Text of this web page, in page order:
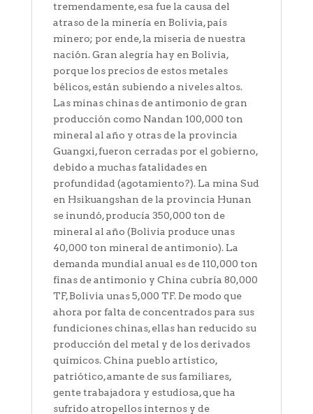
tremendamente, esa fue la causa del
atraso de la minería en Bolivia, país
minero; por ende, la miseria de nuestra
nación. Gran alegría hay en Bolivia,
porque los precios de estos metales
bélicos, están subiendo a niveles altos.
Las minas chinas de antimonio de gran
producción como Nandan 100,000 ton
mineral al año y otras de la provincia
Guangxi, fueron cerradas por el gobierno,
debido a muchas fatalidades en
profundidad (agotamiento?). La mina Sud
en Hsikuangshan de la provincia Hunan
se inundó, producía 350,000 ton de
mineral al año (Bolivia produce unas
40,000 ton mineral de antimonio). La
demanda mundial anual es de 110,000 ton
finas de antimonio y China cubría 80,000
TF, Bolivia unas 5,000 TF. De modo que
ahora por falta de concentrados para sus
fundiciones chinas, ellas han reducido su
producción del metal y de los derivados
químicos. China pueblo artístico,
patriótico, amante de sus familiares,
gente trabajadora y estudiosa, que ha
sufrido atropellos internos y de